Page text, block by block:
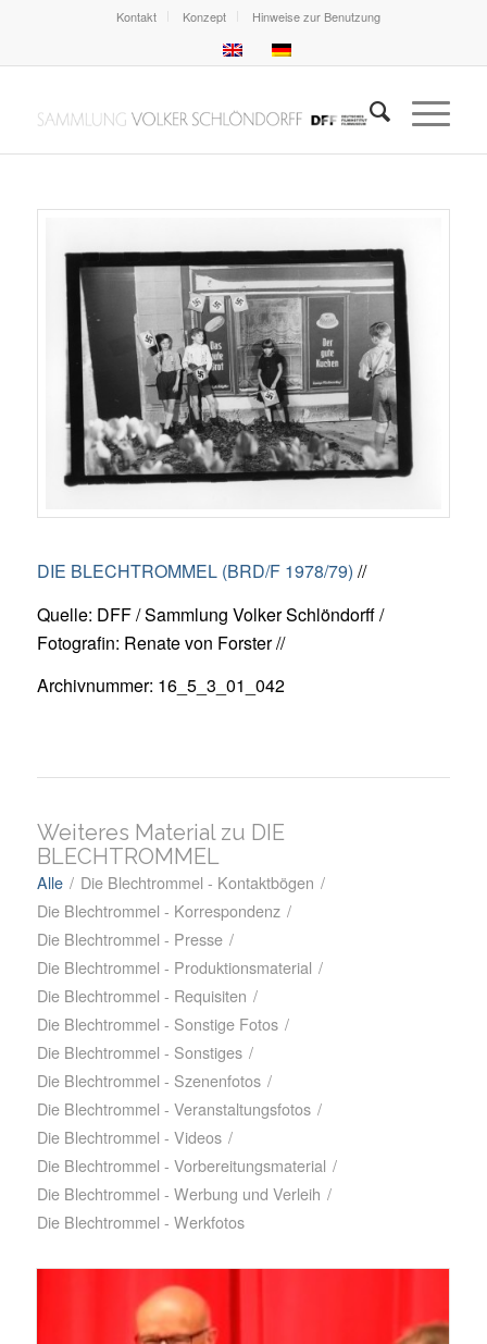
Kontakt Konzept Hinweise zur Benutzung
DIE BLECHTROMMEL (BRD/F 1978/79) //
Quelle: DFF / Sammlung Volker Schlöndorff /
Fotografin: Renate von Forster //
Archivnummer: 16_5_3_01_042
Weiteres Material zu DIE
BLECHTROMMEL
Alle / Die Blechtrommel - Kontaktbögen /
Die Blechtrommel - Korrespondenz /
Die Blechtrommel - Presse /
Die Blechtrommel - Produktionsmaterial /
Die Blechtrommel - Requisiten /
Die Blechtrommel - Sonstige Fotos /
Die Blechtrommel - Sonstiges /
Die Blechtrommel - Szenenfotos /
Die Blechtrommel - Veranstaltungsfotos /
Die Blechtrommel - Videos /
Die Blechtrommel - Vorbereitungsmaterial /
Die Blechtrommel - Werbung und Verleih /
Die Blechtrommel - Werkfotos